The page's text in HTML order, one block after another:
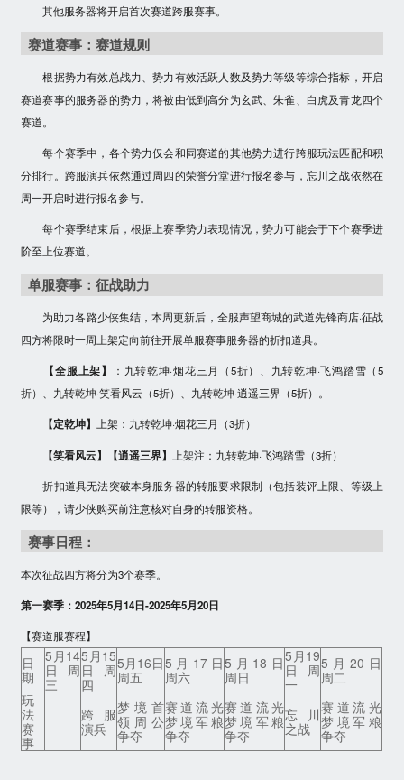
其他服务器将开启首次赛道跨服赛事。
赛道赛事：赛道规则
根据势力有效总战力、势力有效活跃人数及势力等级等综合指标，开启
赛道赛事的服务器的势力，将被由低到高分为玄武、朱雀、白虎及青龙四个
赛道。
每个赛季中，各个势力仅会和同赛道的其他势力进行跨服玩法匹配和积
分排行。跨服演兵依然通过周四的荣誉分堂进行报名参与，忘川之战依然在
周一开启时进行报名参与。
每个赛季结束后，根据上赛季势力表现情况，势力可能会于下个赛季进
阶至上位赛道。
单服赛事：征战助力
为助力各路少侠集结，本周更新后， 全服声望商城的武道先锋商店·征战
四方将限时一周上架定向前往开展单服赛事服务器的折扣道具。
【全服上架】 ：九转乾坤·烟花三月 （5折） 、九转乾坤·飞鸿踏雪 （5
折） 、九转乾坤·笑看风云 （5折） 、九转乾坤·逍遥三界 （5折） 。
【定乾坤】上架：九转乾坤·烟花三月 （3折）
【笑看风云】【逍遥三界】 上架注：九转乾坤·飞鸿踏雪 （3折）
折扣道具无法突破本身服务器的转服要求限制（包括装评上限、等级上
限等），请少侠购买前注意核对自身的转服资格。
赛事日程：
本次征战四方将分为3个赛季。
第一赛季：2025年5月14日-2025年5月20日
【赛道服赛程】
日
期
5月14
日 周
三
5月15
日 周
四
5月16日
周五
5月17日
周六
5月18日
周日
5月19
日 周
一
5月20日
周二
玩
法
赛
事
跨服
演兵
梦境首
领周公
争夺
赛道流光
梦境军粮
争夺
赛道流光
梦境军粮
争夺
忘川
之战
赛道流光
梦境军粮
争夺